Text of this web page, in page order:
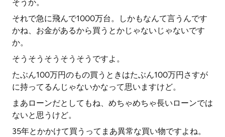
そうか。
それで急に飛んで1000万台。しかもなんて言うんです
かね、お金があるから買うとかじゃないじゃないです
か。
そうそうそうそうそうですよ。
たぶん100万円のもの買うときはたぶん100万円さすが
に持ってるんじゃないかなって思いますけど。
まあローンだとしてもね、めちゃめちゃ長いローンでは
ないと思うけど。
35年とかかけて買うってまあ異常な買い物ですよね。